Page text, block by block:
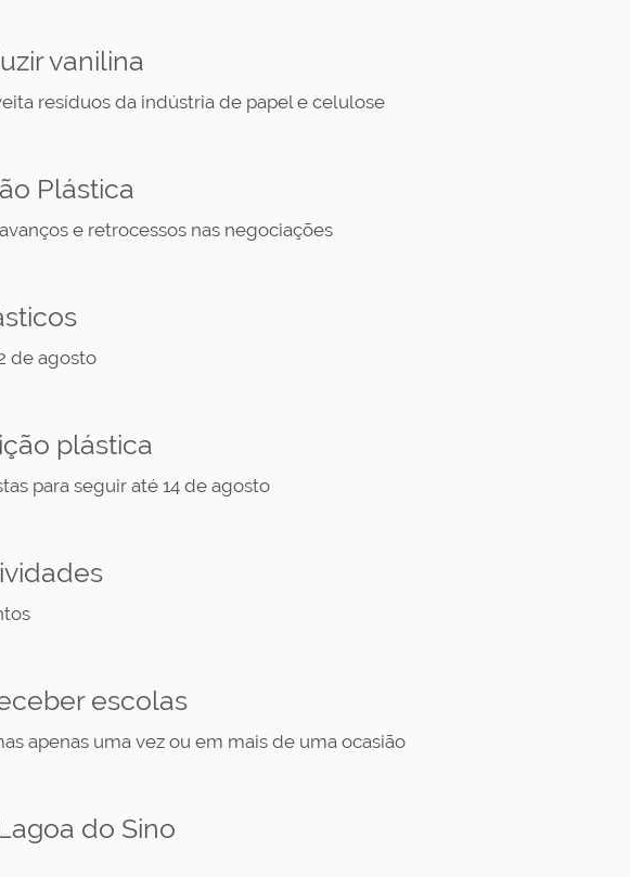
vanilina
resíduos da indústria de papel e celulose
Plástica
e retrocessos nas negociações
de agosto
plástica
para seguir até 14 de agosto
escolas
apenas uma vez ou em mais de uma ocasião
do Sino